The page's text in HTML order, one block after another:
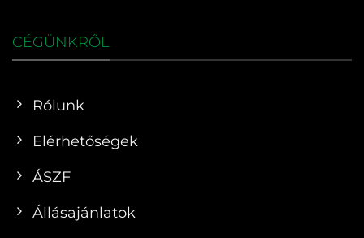
CÉGÜNKRŐL
Rólunk
Elérhetőségek
ÁSZF
Állásajánlatok